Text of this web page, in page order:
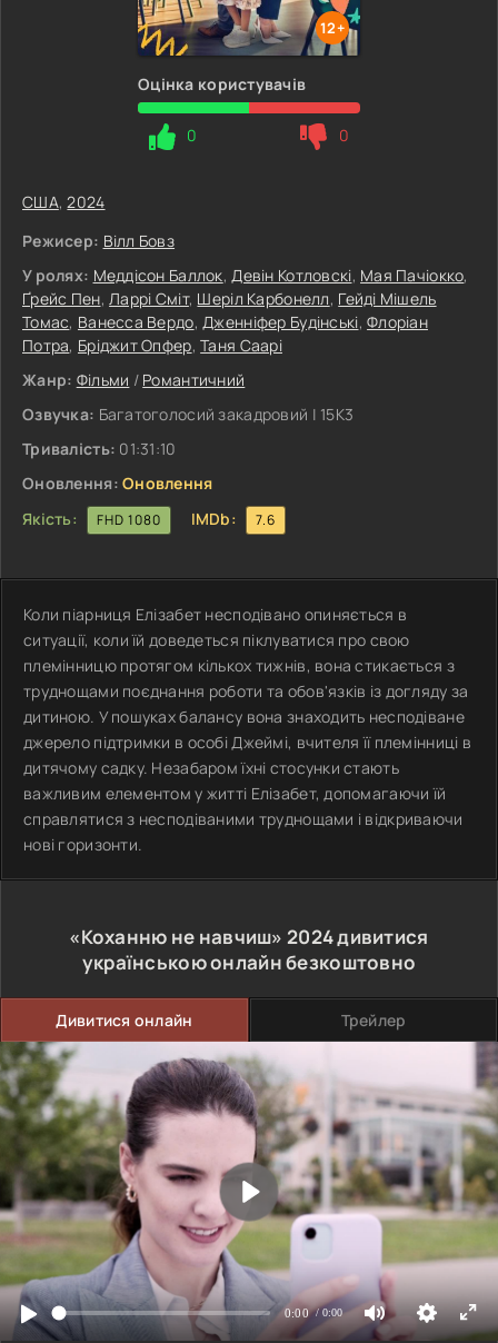
12+
Оцінка користувачів
0 0
США,2024
Режисер: Вілл Бовз
У ролях: Меддісон Баллок,Девін Котловскі, Мая Пачіокко,
Ґрейс Пен,Ларрі Сміт, Шеріл Карбонелл, Гейді Мішель
Томас, Ванесса Вердо,Дженніфер Будінські,Флоріан
Потра, Бріджит Опфер,Таня Саарі
Жанр: Фільми / Романтичний
Озвучка: Багатоголосий закадровий | 15K3
Тривалість: 01:31:10
Оновлення: Оновлення
Якість:
FHD 1080 IMDb: 7.6
Коли піарниця Елізабет несподівано опиняється в
ситуації, коли їй доведеться піклуватися про свою
племінницю протягом кількох тижнів, вона стикається з
труднощами поєднання роботи та обов'язків із догляду за
дитиною. У пошуках балансу вона знаходить несподіване
джерело підтримки в особі Джеймі, вчителя її племінниці в
дитячому садку. Незабаром їхні стосунки стають
важливим елементом у житті Елізабет, допомагаючи їй
справлятися з несподіваними труднощами і відкриваючи
нові горизонти.
«Коханню не навчиш» 2024дивитися
українською онлайн безкоштовно
Дивитися онлайн Трейлер